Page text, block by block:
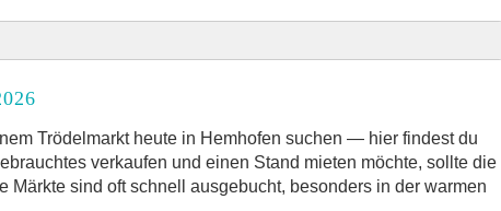
Umgebung
Trödelmarkt heute in Hemhofen suchen — hier findest du
verkaufen und einen Stand mieten möchte, sollte die
sind oft schnell ausgebucht, besonders in der warmen